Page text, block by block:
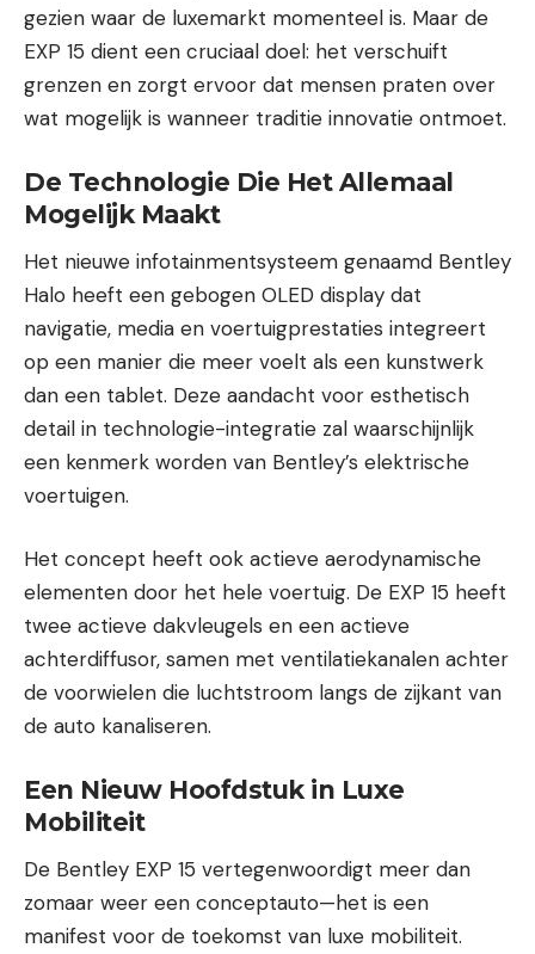
gezien waar de luxemarkt momenteel is. Maar de
EXP 15 dient een cruciaal doel: het verschuift
grenzen en zorgt ervoor dat mensen praten over
wat mogelijk is wanneer traditie innovatie ontmoet.
De Technologie Die Het Allemaal
Mogelijk Maakt
Het nieuwe infotainmentsysteem genaamd Bentley
Halo heeft een gebogen OLED display dat
navigatie, media en voertuigprestaties integreert
op een manier die meer voelt als een kunstwerk
dan een tablet. Deze aandacht voor esthetisch
detail in technologie-integratie zal waarschijnlijk
een kenmerk worden van Bentley’s elektrische
voertuigen.
Het concept heeft ook actieve aerodynamische
elementen door het hele voertuig. De EXP 15 heeft
twee actieve dakvleugels en een actieve
achterdiffusor, samen met ventilatiekanalen achter
de voorwielen die luchtstroom langs de zijkant van
de auto kanaliseren.
Een Nieuw Hoofdstuk in Luxe
Mobiliteit
De Bentley EXP 15 vertegenwoordigt meer dan
zomaar weer een conceptauto—het is een
manifest voor de toekomst van luxe mobiliteit.